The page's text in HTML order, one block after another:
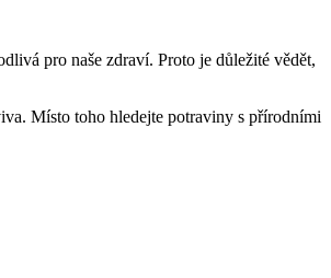
pro naše zdraví. Proto je důležité vědět,
Místo toho hledejte potraviny s přírodními